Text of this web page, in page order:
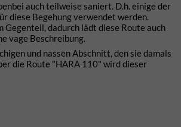
auch teilweise saniert. D.h. einige der
diese Begehung verwendet werden.
dadurch lädt diese Route auch
vage Beschreibung.
und nassen Abschnitt, den sie damals
die Route "HARA 110" wird dieser